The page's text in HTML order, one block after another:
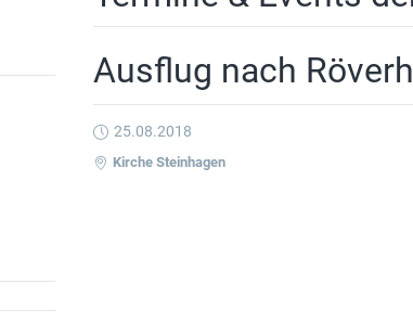
Ausflug nach
25.08.2018
Kirche Steinhagen